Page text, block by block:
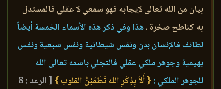
بيان من الله تعالى لإيجابه فهو سمعي لا عقلي فالمستدل
به كناطح صخرة ،هذا وفي ذكر هذه الأسماء الخمسة أيضاً
لطائف فالإنسان بدن ونفس شيطانية ونفس سبعية ونفس
بهيمية وجوهر ملكي عقلي فالتجلي باسمه تعالى الله
للجوهر الملكي : { أَلاَ بِذِكْرِ الله تَطْمَئِنُّ القلوب }
[ الرعد : 8